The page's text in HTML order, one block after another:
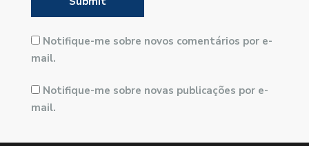
Notifique-me sobre novos comentários por e-
mail.
Notifique-me sobre novas publicações por e-
mail.